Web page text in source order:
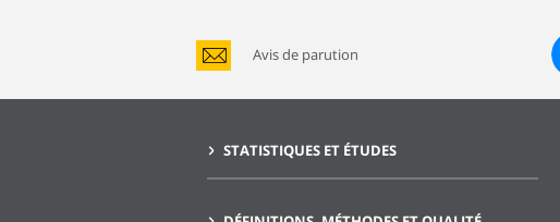
Avis de parution
STATISTIQUES ET ÉTUDES